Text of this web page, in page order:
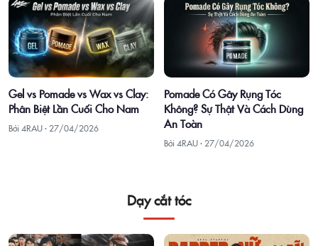
Gel vs Pomade vs Wax vs Clay:
Phân Biệt Lần Cuối Cho Nam
Bởi 4RAU · 27/04/2026
Pomade Có Gây Rụng Tóc
Không? Sự Thật Và Cách Dùng
An Toàn
Bởi 4RAU · 27/04/2026
Dạy cắt tóc